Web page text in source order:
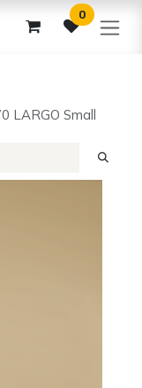
0
LARGO Small